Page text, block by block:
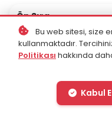
Ön Sıra
2 bilet
Hızlı Teslimat
Hızlı Teslimat
Bu web sitesi, size
kullanmaktadır.
Politikası hakkında
Kabul